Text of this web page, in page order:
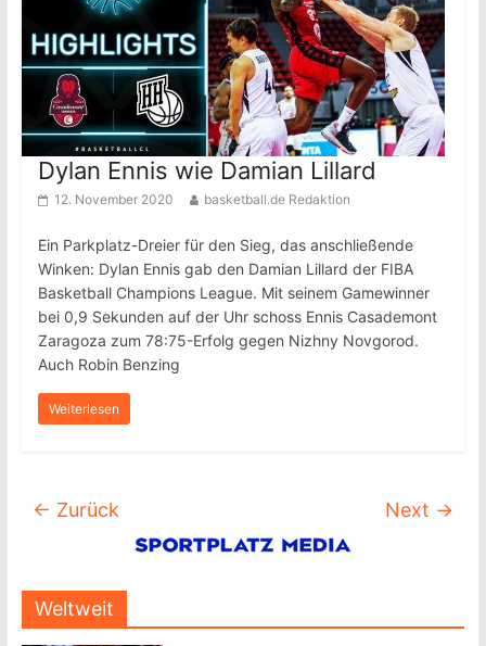
Dylan Ennis wie Damian Lillard
12. November 2020 basketball.de Redaktion
Ein Parkplatz-Dreier für den Sieg, das anschließende
Winken: Dylan Ennis gab den Damian Lillard der FIBA
Basketball Champions League. Mit seinem Gamewinner
bei 0,9 Sekunden auf der Uhr schoss Ennis Casademont
Zaragoza zum 78:75-Erfolg gegen Nizhny Novgorod.
Auch Robin Benzing
Weiterlesen
← Zurück Next →
Weltweit